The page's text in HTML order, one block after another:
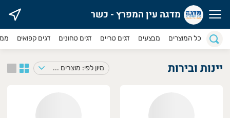
מדגה עין המפרץ - כשר
מדגה עין המפרץ - כשר
כל המוצרים מבצעים דגים טריים דגים טחונים דגים קפואים
יינות ובירות מיון לפי: מוצרים במבצע